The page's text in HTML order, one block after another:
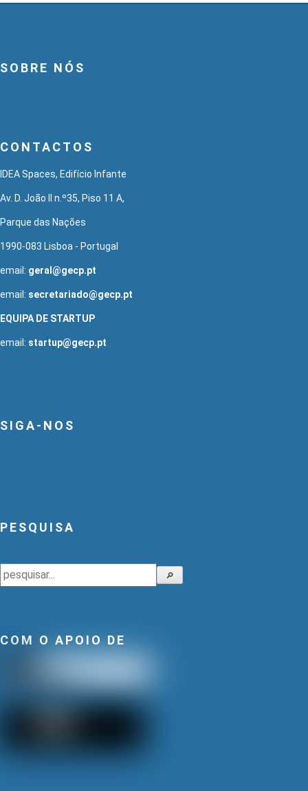
SOBRE NÓS
CONTACTOS
IDEA Spaces, Edifício Infante
Av. D. João II n.º35, Piso 11 A,
Parque das Nações
1990-083 Lisboa - Portugal
email: geral@gecp.pt
email: secretariado@gecp.pt
EQUIPA DE STARTUP
email: startup@gecp.pt
SIGA-NOS
PESQUISA
Pesquisar 🔎
COM O APOIO DE